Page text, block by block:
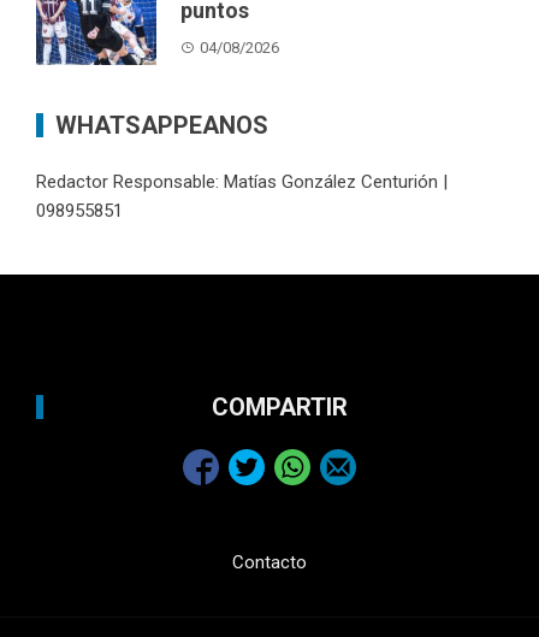
puntos
04/08/2026
WHATSAPPEANOS
Redactor Responsable: Matías González Centurión |
098955851
COMPARTIR
Contacto